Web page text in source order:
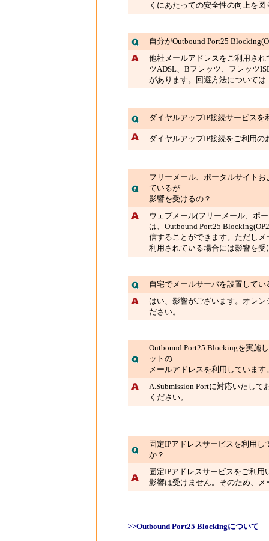
くにあたっての安全性の向上を図
自分がOutbound Port25
他社メールアドレスをご利用さ
ツADSL、Bフレッツ、フレッツ
があります。回避方法については
ダイヤルアップIP接続サービス
ダイヤルアップIP接続をご利用の
フリーメール、ポータルサイト
ているが
影響を受けるの？
ウェブメール(フリーメール、ポ
は、Outbound Port25
信することができます。ただし
利用されている場合には影響を受
自宅でメールサーバを設置してい
はい、影響がございます。オレ
ださい。
Outbound Port25 Blockingを実施
ットの
メールアドレスを利用しています
A.Submission Portに対応いたし
ください。
固定IPアドレスサービスを利用
か？
固定IPアドレスサービスをご利
影響は受けません。そのため、
>>Outbound Port25 Blockingについて